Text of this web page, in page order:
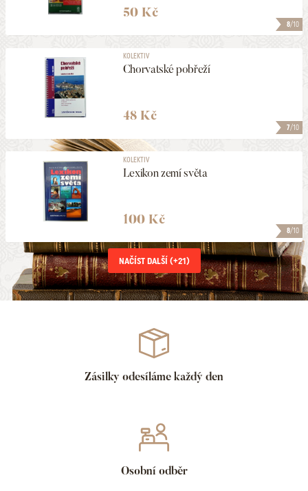
8/10
50 Kč
7/10
KOLEKTIV
Chorvatské pobřeží
48 Kč
8/10
KOLEKTIV
Lexikon zemí světa
100 Kč
NAČÍST DALŠÍ (+21)
Zásilky odesíláme každý den
Osobní odběr